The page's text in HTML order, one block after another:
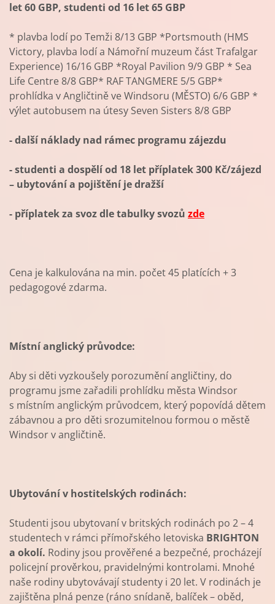
let 60 GBP, studenti od 16 let 65 GBP
* plavba lodí po Temži 8/13 GBP *Portsmouth (HMS
Victory, plavba lodí a Námořní muzeum část Trafalgar
Experience) 16/16 GBP *Royal Pavilion 9/9 GBP * Sea
Life Centre 8/8 GBP* RAF TANGMERE 5/5 GBP*
prohlídka v Angličtině ve Windsoru (MĚSTO) 6/6 GBP *
výlet autobusem na útesy Seven Sisters 8/8 GBP
- další náklady nad rámec programu zájezdu
- studenti a dospělí od 18 let příplatek 300 Kč/zájezd
– ubytování a pojištění je dražší
- příplatek za svoz dle tabulky svozů zde
Cena je kalkulována na min. počet 45 platících + 3
pedagogové zdarma.
Místní anglický průvodce:
Aby si děti vyzkoušely porozumění angličtiny, do
programu jsme zařadili prohlídku města Windsor
s místním anglickým průvodcem, který popovídá dětem
zábavnou a pro děti srozumitelnou formou o městě
Windsor v angličtině.
Ubytování v hostitelských rodinách:
Studenti jsou ubytovaní v britských rodinách po 2 – 4
studentech v rámci přímořského letoviska BRIGHTON
a okolí. Rodiny jsou prověřené a bezpečné, procházejí
policejní prověrkou, pravidelnými kontrolami. Mnohé
naše rodiny ubytovávají studenty i 20 let. V rodinách je
zajištěna plná penze (ráno snídaně, balíček – oběd,